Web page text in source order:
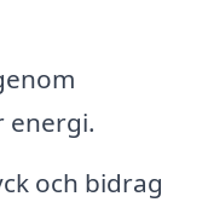
energi.
och bidrag